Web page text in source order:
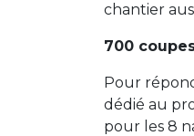
chantier
700
Pour
dédié au
pour les 8